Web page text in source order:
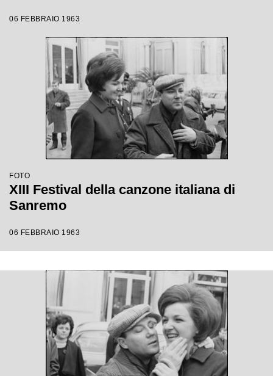
06 FEBBRAIO 1963
FOTO
XIII Festival della canzone italiana di
Sanremo
06 FEBBRAIO 1963